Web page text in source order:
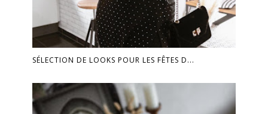
SÉLECTION DE LOOKS POUR LES FÊTES D...